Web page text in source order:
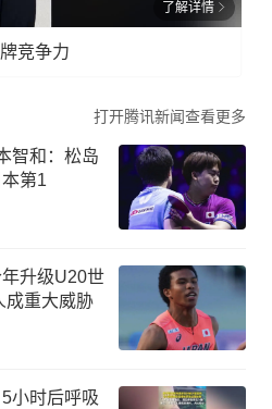
了解详情
竞争力
打开腾讯新闻查看更多
智和：松岛
第1
升级U20世
成重大威胁
小时后呼吸